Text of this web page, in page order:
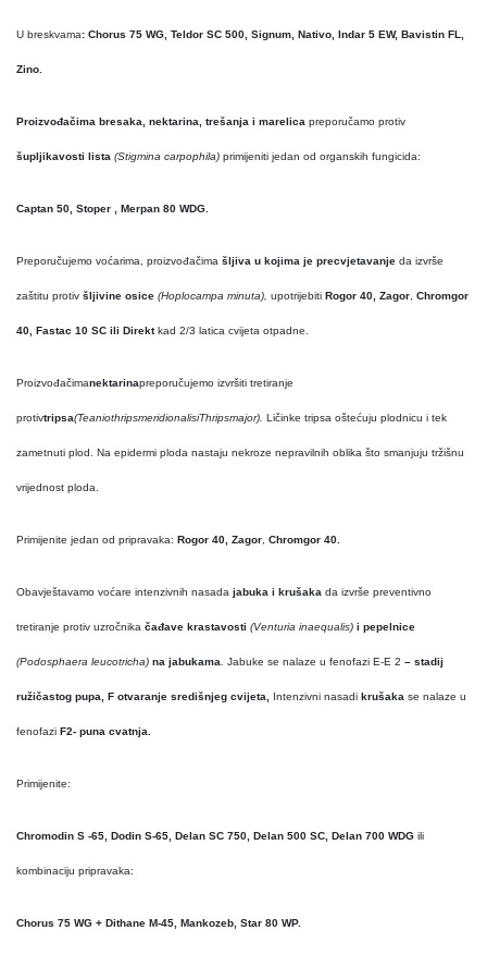
U breskvama: Chorus 75 WG, Teldor SC 500, Signum, Nativo, Indar 5 EW, Bavistin FL,
Zino.
Proizvođačima bresaka, nektarina, trešanja i marelica preporučamo protiv
šupljikavosti lista (Stigmina carpophila) primijeniti jedan od organskih fungicida:
Captan 50, Stoper , Merpan 80 WDG.
Preporučujemo voćarima, proizvođačima šljiva u kojima je precvjetavanje da izvrše
zaštitu protiv šljivine osice (Hoplocampa minuta), upotrijebiti Rogor 40, Zagor Chromgor
40, Fastac 10 SC ili Direktkad 2/3 latica cvijeta otpadne.
Proizvođačimanektarinapreporučujemo izvršiti tretiranje
protivtripsa(TeaniothripsmeridionalisiThripsmajor). Ličinke tripsa oštećuju plodnicu i tek
zametnuti plod. Na epidermi ploda nastaju nekroze nepravilnih oblika što smanjuju tržišnu
vrijednost ploda.
Primijenite jedan od pripravaka: Rogor 40, Zagor Chromgor 40.
Obavještavamo voćare intenzivnih nasada jabuka i krušaka da izvrše preventivno
tretiranje protiv uzročnika čađave krastavosti (Venturia inaequalis) i pepelnice
(Podosphaera leucotricha) na jabukama Jabuke se nalaze u fenofazi E-E 2 – stadij
ružičastog pupa, F otvaranje središnjeg cvijeta, Intenzivni nasadi krušaka se nalaze u
fenofazi F2- puna cvatnja.
Primijenite:
Chromodin S -65, Dodin S-65, Delan SC 750, Delan 500 SC, Delan 700 WDG ili
kombinaciju pripravaka:
Chorus 75 WG + Dithane M-45, Mankozeb, Star 80 WP.